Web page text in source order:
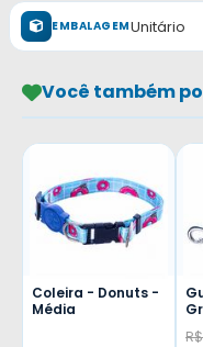
EMBALAGEMUnitário
Você também
Coleira - Donuts -
Média